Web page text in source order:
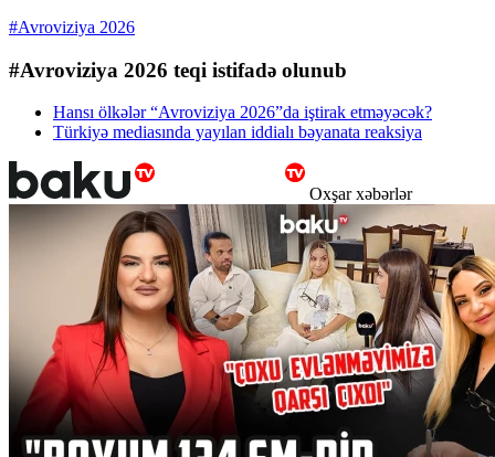
#Avroviziya 2026
#Avroviziya 2026 teqi istifadə olunub
Hansı ölkələr “Avroviziya 2026”da iştirak etməyəcək?
Türkiyə mediasında yayılan iddialı bəyanata reaksiya
Oxşar xəbərlər